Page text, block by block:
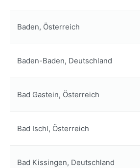
Baden, Österreich
Baden-Baden, Deutschland
Bad Gastein, Österreich
Bad Ischl, Österreich
Bad Kissingen, Deutschland